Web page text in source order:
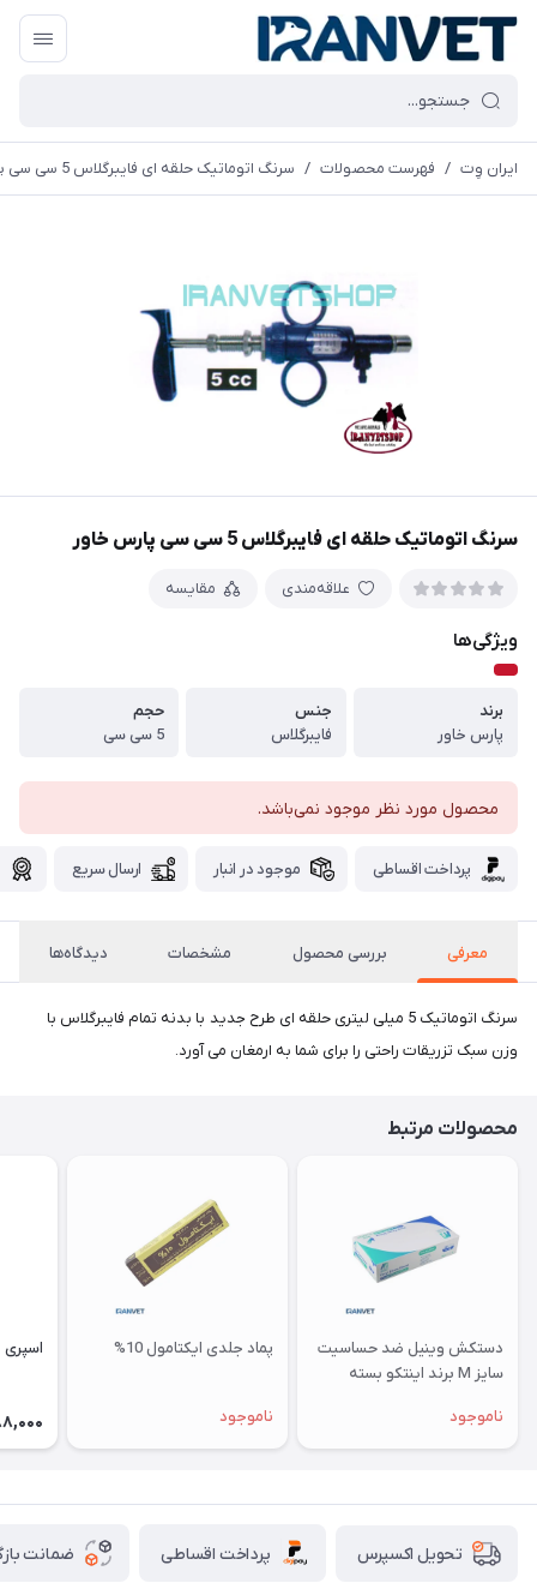
ایران وِت / فهرست محصولات / سرنگ اتوماتیک حلقه ای فایبرگلاس 5 سی سی پارس خاور
سرنگ اتوماتیک حلقه ای فایبرگلاس 5 سی سی پارس خاور
علاقه‌مندی مقایسه
ویژگی‌ها
برند
پارس خاور
جنس
فایبرگلاس
حجم
5 سی سی
محصول مورد نظر موجود نمی‌باشد.
پرداخت اقساطی موجود در انبار ارسال سریع
معرفی بررسی محصول مشخصات دیدگاه‌ها
سرنگ اتوماتیک 5 میلی لیتری حلقه ای طرح جدید با بدنه تمام فایبرگلاس با
وزن سبک تزریقات راحتی را برای شما به ارمغان می آورد.
محصولات مرتبط
دستکش وینیل ضد حساسیت
سایز M برند اینتکو بسته
ناموجود
پماد جلدی ایکتامول 10%
ناموجود
تحویل اکسپرس پرداخت اقساطی ضمانت